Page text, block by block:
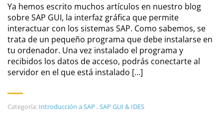
Ya hemos escrito muchos artículos en nuestro blog
sobre SAP GUI, la interfaz gráfica que permite
interactuar con los sistemas SAP. Como sabemos, se
trata de un pequeño programa que debe instalarse en
tu ordenador. Una vez instalado el programa y
recibidos los datos de acceso, podrás conectarte al
servidor en el que está instalado […]
Categoría: Introducción a SAP ,SAP GUI & IDES